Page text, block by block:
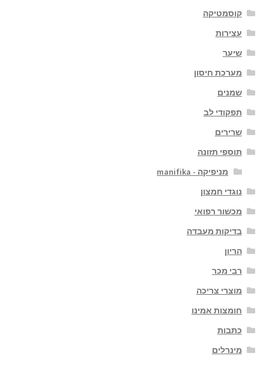
קוסמטיקה
עצירות
שיער
מערכת חיסון
שמנים
תפקודי לב
שרירים
תוספי תזונה
מניפיקה - manifika
נוגדי חמצון
מכשור רפואי
בדיקות מעבדה
הריון
רבי מכר
מוצרי צריכה
חומצות אמינו
כתבות
מינרלים